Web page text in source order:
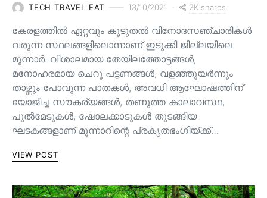
TECH TRAVEL EAT 13/10/2021 2K shares
കേരളത്തിൽ ഏറ്റവും കൂടുതൽ വിനോദസഞ്ചാരികൾ
വരുന്ന സ്ഥലങ്ങളിലൊന്നാണ് ഇടുക്കി ജില്ലയിലെ
മൂന്നാർ. വിശാലമായ തേയിലത്തോട്ടങ്ങള്‍,
മനോഹരമായ ചെറു പട്ടണങ്ങള്‍, വളഞ്ഞുയര്‍ന്നും
താഴ്ന്നും പോവുന്ന പാതകള്‍, അവധി ആഘോഷത്തിന്
യോജിച്ച സൗകര്യങ്ങള്‍, തണുത്ത കാലാവസ്ഥ,
പുൽമേടുകൾ, ഷോലക്കാടുകൾ തുടങ്ങിയ
ഘടകങ്ങളാണ് മൂന്നാറിന്റെ പ്രകൃതഭംഗിയ്ക്ക്…
VIEW POST